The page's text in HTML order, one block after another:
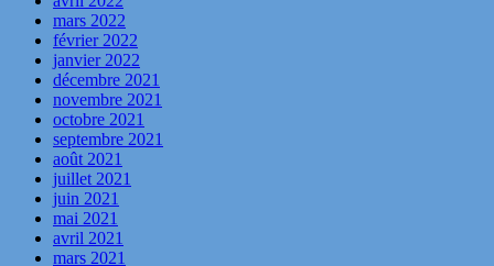
mars 2022
février 2022
janvier 2022
décembre 2021
novembre 2021
octobre 2021
septembre 2021
août 2021
juillet 2021
juin 2021
mai 2021
avril 2021
mars 2021